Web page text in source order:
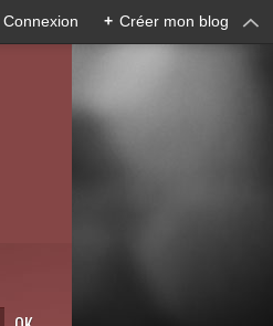
Connexion + Créer mon blog